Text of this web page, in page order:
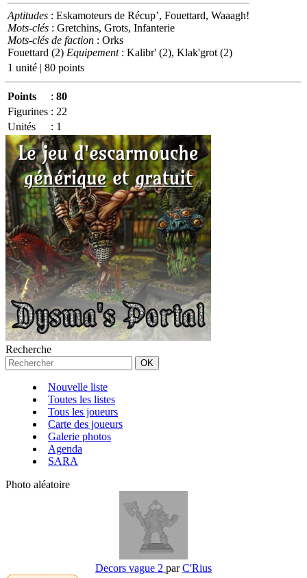
Aptitudes : Eskamoteurs de Récup’, Fouettard, Waaagh!
Mots-clés : Gretchins, Grots, Infanterie
Mots-clés de faction : Orks
Fouettard (2) Equipement: Kalibr' (2), Klak'grot (2)
1 unité | 80 points
Points : 80
Figurines : 22
Unités
: 1
Recherche
Nouvelle liste
Toutes les listes
Tous les joueurs
Carte des joueurs
Galerie photos
Agenda
SARA
Photo aléatoire
Decors vague 2 parC'Rius